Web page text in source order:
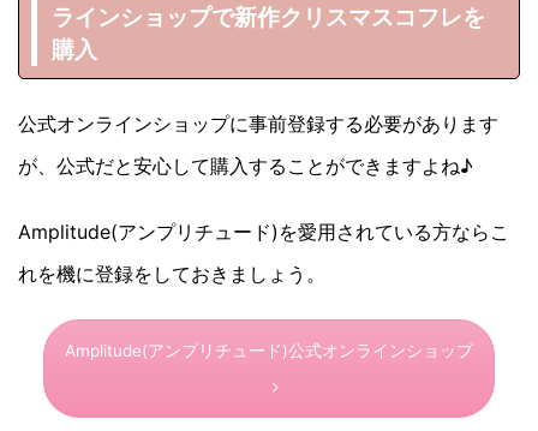
ラインショップで新作クリスマスコフレを
購入
公式オンラインショップに事前登録する必要があります
が、公式だと安心して購入することができますよね♪
Amplitude(アンプリチュード)を愛用されている方ならこ
れを機に登録をしておきましょう。
Amplitude(アンプリチュード)公式オンラインショップ